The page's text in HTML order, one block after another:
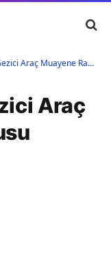
Araç Muayene Randevusu
Araç